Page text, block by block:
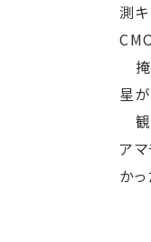
測
掩
星
観
ア
か